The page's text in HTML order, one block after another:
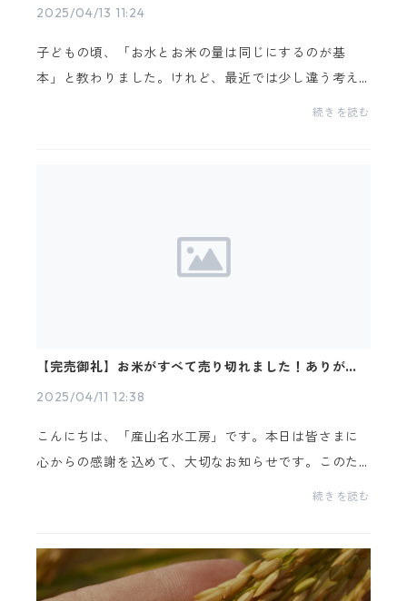
2025/04/13 11:24
子どもの頃、「お水とお米の量は同じにするのが基
本」と教わりました。けれど、最近では少し違う考え
続きを読む
【完売御礼】お米がすべて売り切れました！ありがと
2025/04/11 12:38
こんにちは、「産山名水工房」です。本日は皆さまに
心からの感謝を込めて、大切なお知らせです。このた
び、当サイトで販売しておりました 産山村産のお米
続きを読む